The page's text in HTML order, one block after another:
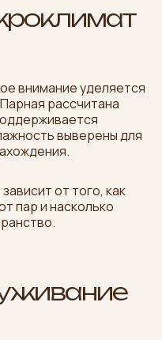
внимание уделяется
рассчитана
выверены для
от того, как
пар и насколько